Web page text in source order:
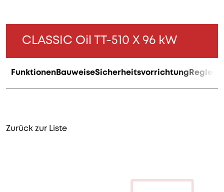
CLASSIC Oil TT-510 X 96 kW
Funktionen BauweiseSicherheitsvorrichtung Regler
Zurück zur Liste